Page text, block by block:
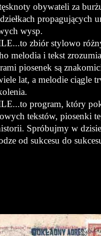
obywateli za
propagujących
wysp.
zbiór stylowo
melodia i tekst
piosenek są
lat, a melodie ciągle
program, który
tekstów, piosenki
Spróbujmy w
od sukcesu do